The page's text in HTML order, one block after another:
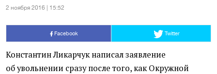
2 ноября 2016 | 15:52
Facebook Twitter
Константин Ликарчук написал заявление
об увольнении сразу после того, как Окружной